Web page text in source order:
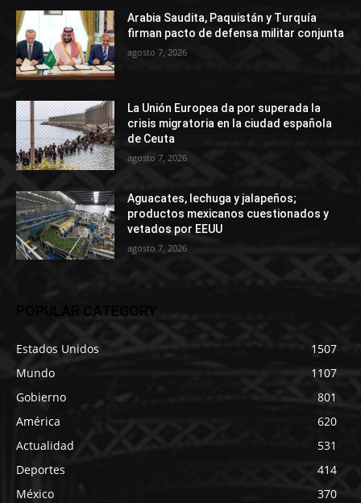
Arabia Saudita, Paquistán y Turquía
firman pacto de defensa militar conjunta
agosto 7, 2026
La Unión Europea da por superada la
crisis migratoria en la ciudad española
de Ceuta
agosto 7, 2026
Aguacates, lechuga y jalapeños;
productos mexicanos cuestionados y
vetados por EEUU
agosto 7, 2026
POPULAR CATEGORY
Estados Unidos
1507
Mundo
1107
Gobierno
801
América
620
Actualidad
531
Deportes
414
México
370